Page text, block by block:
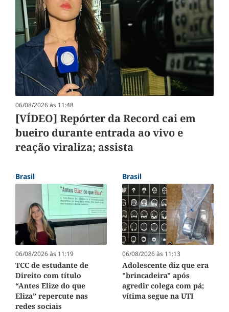
06/08/2026 às 11:48
[VÍDEO] Repórter da Record cai em
bueiro durante entrada ao vivo e
reação viraliza; assista
Brasil
06/08/2026 às 11:19
TCC de estudante de
Direito com título
“Antes Elize do que
Eliza” repercute nas
redes sociais
Brasil
06/08/2026 às 11:13
Adolescente diz que era
"brincadeira" após
agredir colega com pá;
vítima segue na UTI